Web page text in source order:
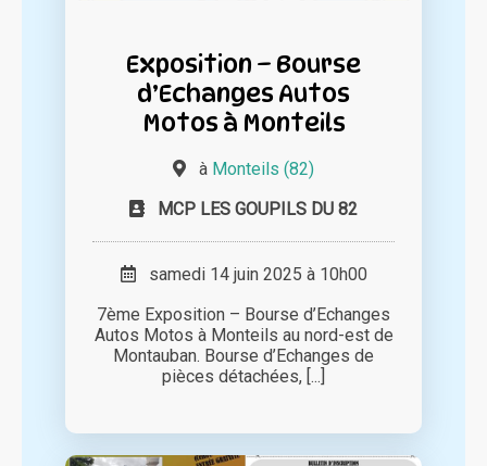
Exposition – Bourse
d’Echanges Autos
Motos à Monteils
à Monteils (82)
MCP LES GOUPILS DU 82
samedi 14 juin 2025 à 10h00
7ème Exposition – Bourse d’Echanges
Autos Motos à Monteils au nord-est de
Montauban. Bourse d’Echanges de
pièces détachées, [...]